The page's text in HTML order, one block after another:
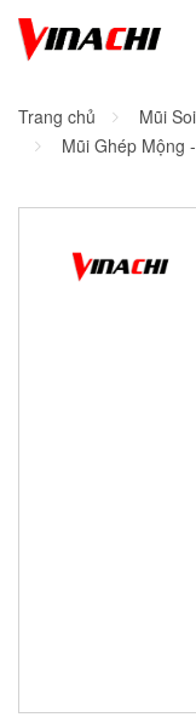
Trang chủ Mũi
Mũi Ghép Mộng